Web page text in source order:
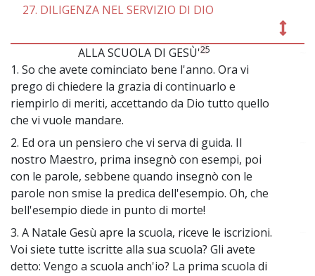
27. DILIGENZA NEL SERVIZIO DI DIO
ALLA SCUOLA DI GESÙ'25
1. So che avete cominciato bene l'anno. Ora vi
prego di chiedere la grazia di continuarlo e
riempirlo di meriti, accettando da Dio tutto quello
che vi vuole mandare.
2. Ed ora un pensiero che vi serva di guida. Il
nostro Maestro, prima insegnò con esempi, poi
con le parole, sebbene quando insegnò con le
parole non smise la predica dell'esempio. Oh, che
bell'esempio diede in punto di morte!
3. A Natale Gesù apre la scuola, riceve le iscrizioni.
Voi siete tutte iscritte alla sua scuola? Gli avete
detto: Vengo a scuola anch'io? La prima scuola di